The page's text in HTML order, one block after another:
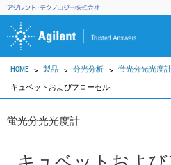
HOME 製品 分光分析 蛍光分光光度計
キュベットおよびフローセル
蛍光分光光度計